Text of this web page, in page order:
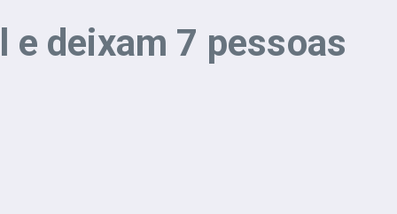
e deixam 7 pessoas